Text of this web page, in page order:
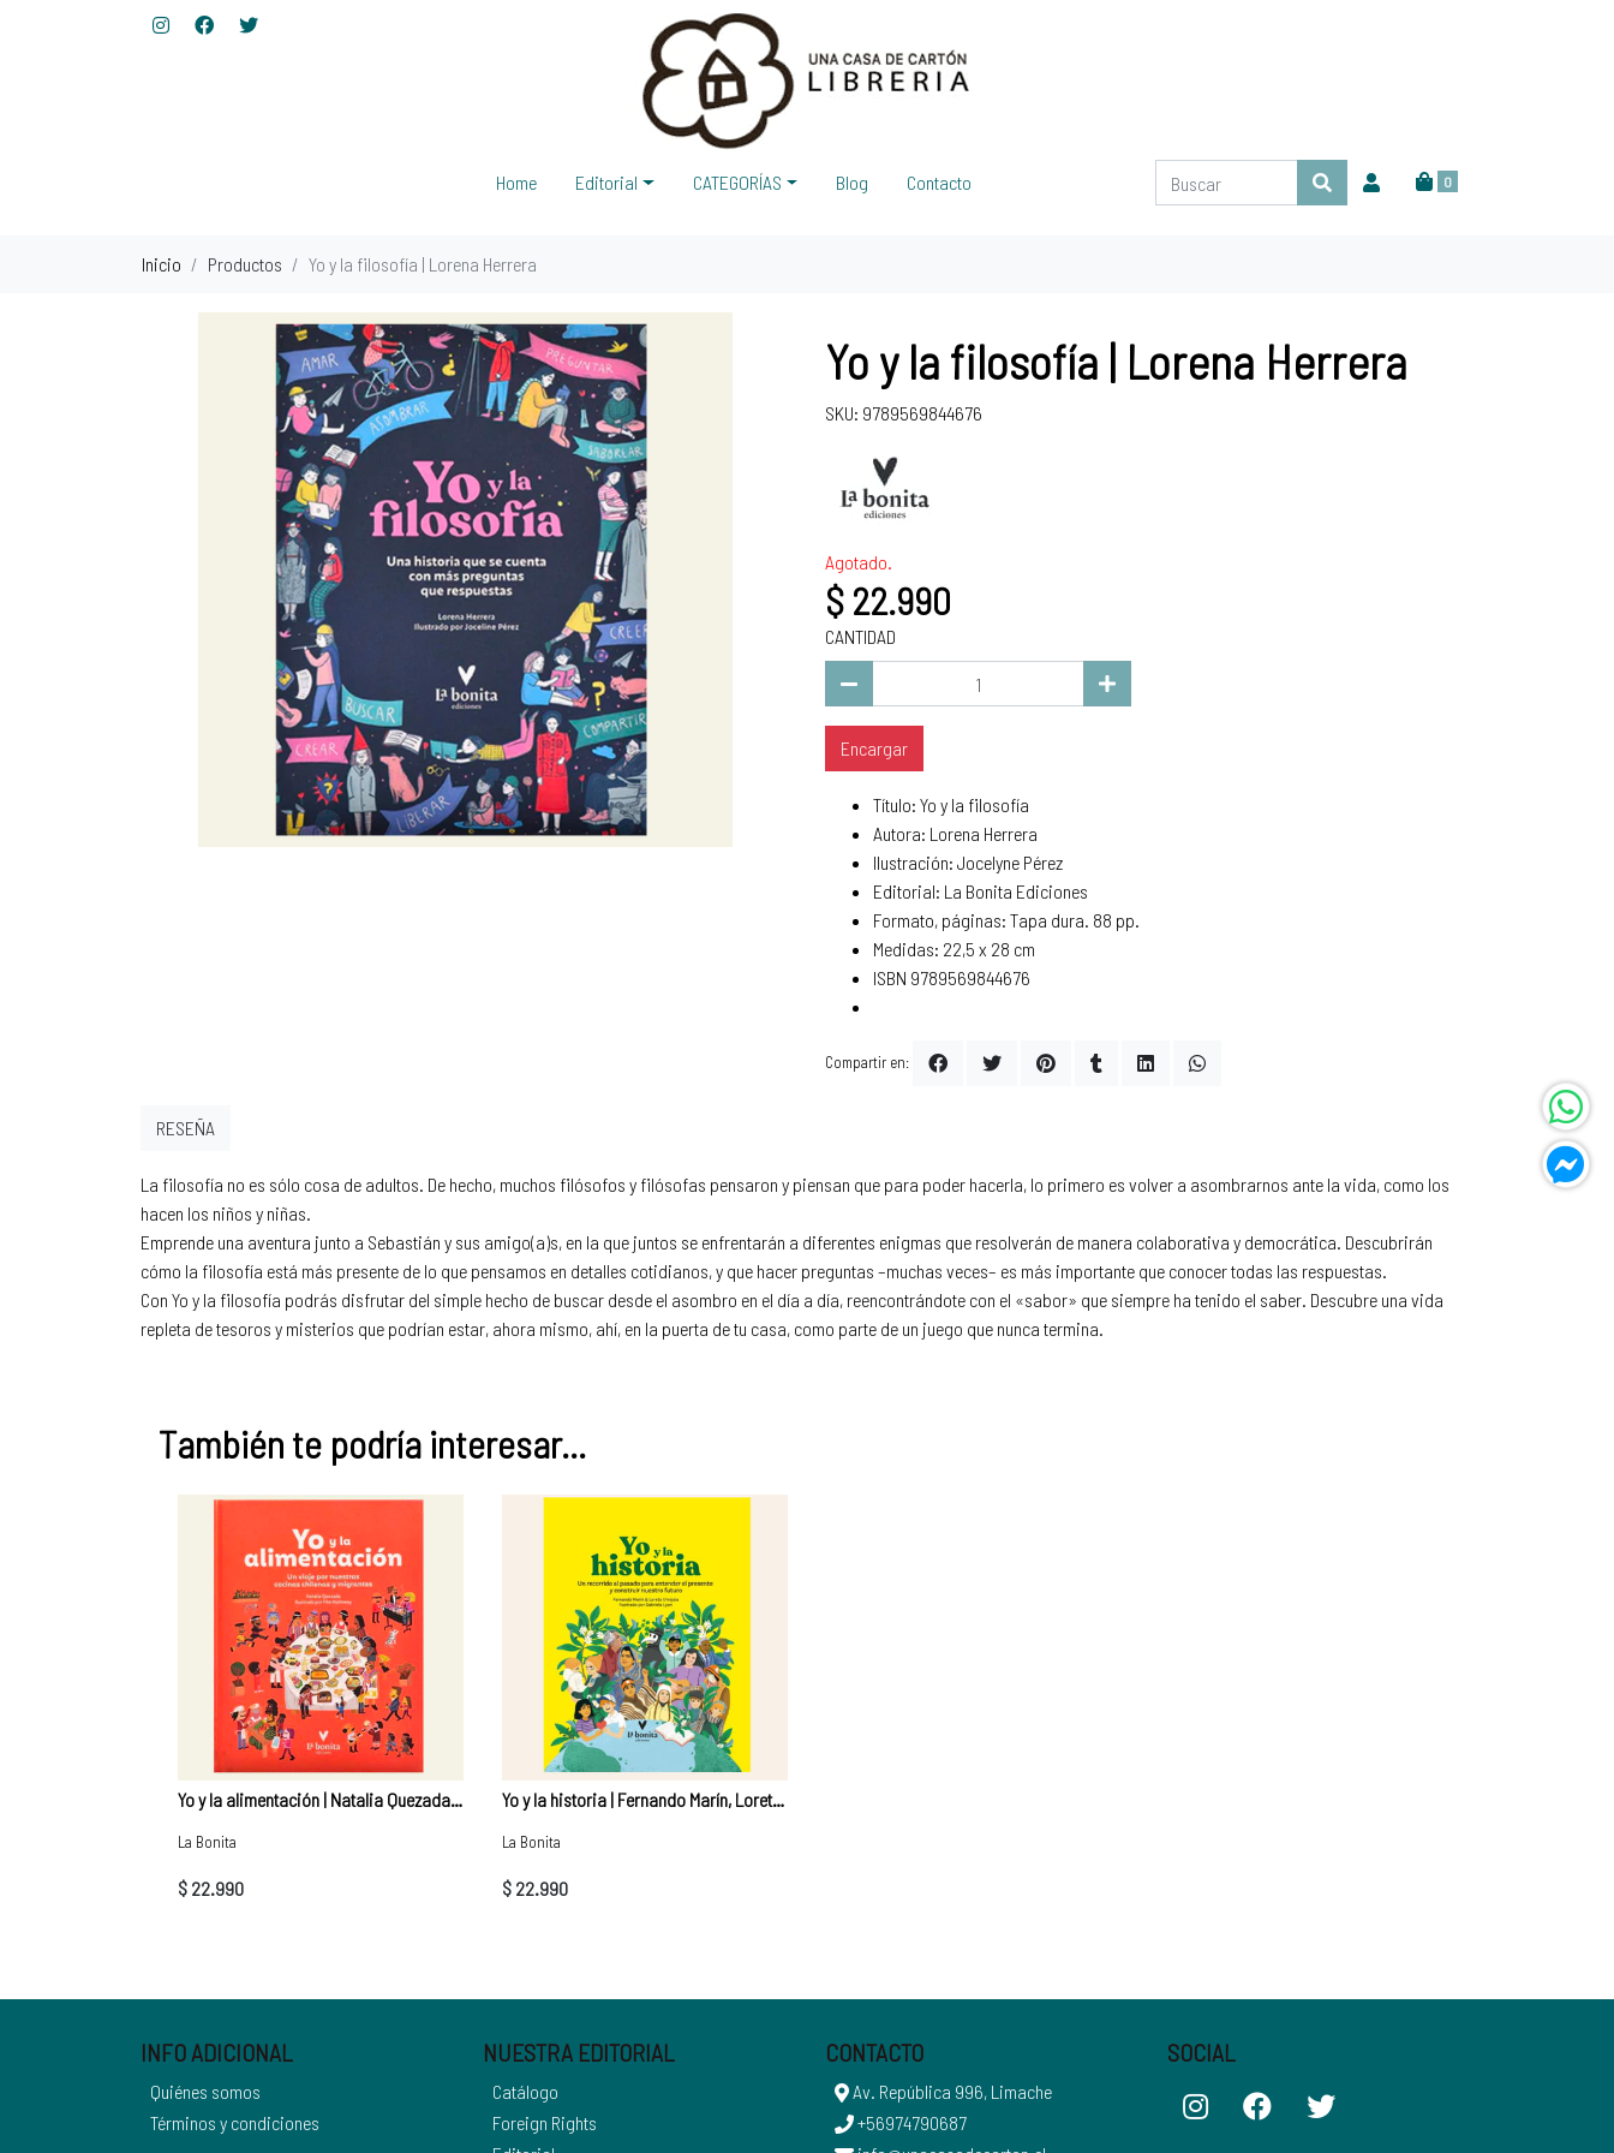
0
Home Editorial CATEGORÍAS Blog Contacto
Inicio Productos Yo y la filosofía | Lorena Herrera
Yo y la filosofía | Lorena Herrera
SKU: 9789569844676
Agotado.
$ 22.990
CANTIDAD
Encargar
Título: Yo y la filosofía
Autora: Lorena Herrera
Ilustración: Jocelyne Pérez
Editorial: La Bonita Ediciones
Formato, páginas: Tapa dura. 88 pp.
Medidas: 22,5 x 28 cm
ISBN 9789569844676
Compartir en:
La filosofía no es sólo cosa de adultos. De hecho, muchos filósofos y filósofas pensaron y piensan que para poder hacerla, lo primero es volver a asombrarnos ante la vida, como los
hacen los niños y niñas.
Emprende una aventura junto a Sebastián y sus amigo(a)s, en la que juntos se enfrentarán a diferentes enigmas que resolverán de manera colaborativa y democrática. Descubrirán
cómo la filosofía está más presente de lo que pensamos en detalles cotidianos, y que hacer preguntas –muchas veces– es más importante que conocer todas las respuestas.
Con Yo y la filosofía podrás disfrutar del simple hecho de buscar desde el asombro en el día a día, reencontrándote con el «sabor» que siempre ha tenido el saber. Descubre una vida
repleta de tesoros y misterios que podrían estar, ahora mismo, ahí, en la puerta de tu casa, como parte de un juego que nunca termina.
RESEÑA
También te podría interesar...
Yo y la alimentación | Natalia Quezada (C)
La Bonita
$ 22.990
Yo y la historia | Fernando Marín, Loreto Urrejola
La Bonita
$ 22.990
INFO ADICIONAL
Quiénes somos
Términos y condiciones
NUESTRA EDITORIAL
Catálogo
Foreign Rights
CONTACTO
Av. República 996, Limache
+56974790687
SOCIAL